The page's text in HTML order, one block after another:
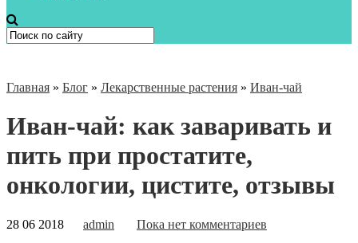
Главная » Блог » Лекарственные растения » Иван-чай
Иван-чай: как заваривать и
пить при простатите,
онкологии, цистите, отзывы
28 06 2018 admin
Пока нет комментариев